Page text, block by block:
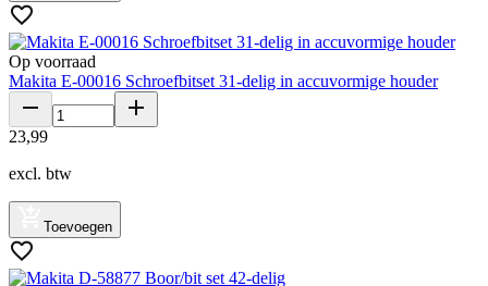
Op voorraad
Makita E-00016 Schroefbitset 31-delig in accuvormige houder
23,99
excl. btw
Toevoegen